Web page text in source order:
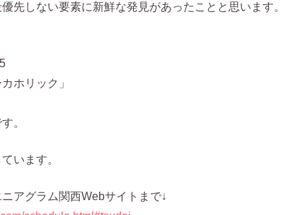
先しない要素に新鮮な発見があったことと思います。
ホリック」
。
います。
アグラム関西Webサイトまで↓